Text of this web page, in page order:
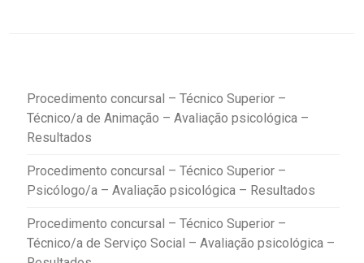
Procedimento concursal – Técnico Superior –
Técnico/a de Animação – Avaliação psicológica –
Resultados
Procedimento concursal – Técnico Superior –
Psicólogo/a – Avaliação psicológica – Resultados
Procedimento concursal – Técnico Superior –
Técnico/a de Serviço Social – Avaliação psicológica –